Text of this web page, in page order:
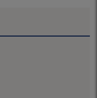
スゴルフシューズ